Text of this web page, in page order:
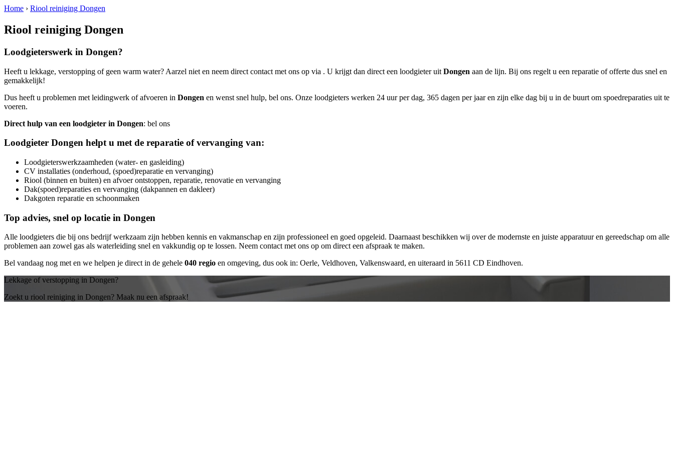
Home › Riool reiniging Dongen
Riool reiniging Dongen
Loodgieterswerk in Dongen?
Heeft u lekkage, verstopping of geen warm water? Aarzel niet en neem direct contact met ons op via . U krijgt dan direct een loodgieter uit Dongen aan de lijn. Bij ons regelt u een reparatie of offerte dus snel en
gemakkelijk!
Dus heeft u problemen met leidingwerk of afvoeren in Dongen en wenst snel hulp, bel ons. Onze loodgieters werken 24 uur per dag, 365 dagen per jaar en zijn elke dag bij u in de buurt om spoedreparaties uit te
voeren.
Direct hulp van een loodgieter in Dongen: bel ons
Loodgieter Dongen helpt u met de reparatie of vervanging van:
Loodgieterswerkzaamheden (water- en gasleiding)
CV installaties (onderhoud, (spoed)reparatie en vervanging)
Riool (binnen en buiten) en afvoer ontstoppen, reparatie, renovatie en vervanging
Dak(spoed)reparaties en vervanging (dakpannen en dakleer)
Dakgoten reparatie en schoonmaken
Top advies, snel op locatie in Dongen
Alle loodgieters die bij ons bedrijf werkzaam zijn hebben kennis en vakmanschap en zijn professioneel en goed opgeleid. Daarnaast beschikken wij over de modernste en juiste apparatuur en gereedschap om alle
problemen aan zowel gas als waterleiding snel en vakkundig op te lossen. Neem contact met ons op om direct een afspraak te maken.
Bel vandaag nog meten we helpen je direct in de gehele 040 regio en omgeving, dus ook in: Oerle, Veldhoven, Valkenswaard, en uiteraard in 5611 CD Eindhoven.
Lekkage of verstopping in Dongen?
Zoekt u riool reiniging in Dongen? Maak nu een afspraak!